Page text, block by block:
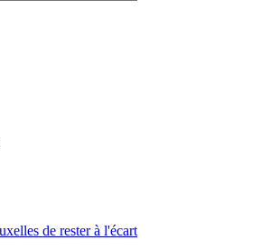
de rester à l'écart